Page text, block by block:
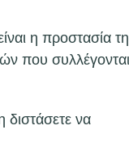
η προστασία
που
διστάσετε να